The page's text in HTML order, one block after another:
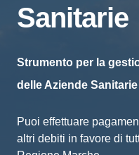
Sanitarie
Strumento per la
delle Aziende
Puoi effettuare
altri debiti in favore di